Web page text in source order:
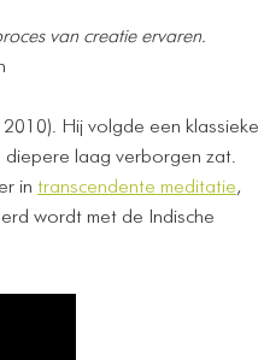
van creatie ervaren.
Hij volgde een klassieke
diepere laag verborgen zat.
in transcendente meditatie,
wordt met de Indische